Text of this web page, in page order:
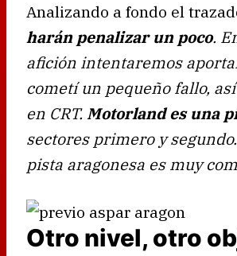
Analizando a fondo el
harán penalizar un poco.
afición intentaremos
cometí un pequeño fallo,
en CRT. Motorland es una
sectores primero y
pista aragonesa es muy
Otro nivel, otro